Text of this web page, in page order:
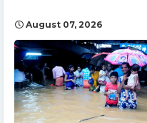
August 07, 2026